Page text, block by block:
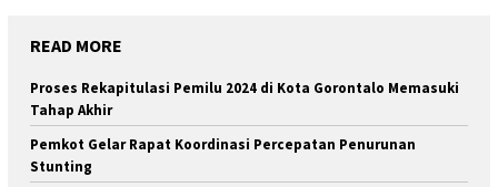
READ MORE
Proses Rekapitulasi Pemilu 2024 di Kota Gorontalo Memasuki
Tahap Akhir
Pemkot Gelar Rapat Koordinasi Percepatan Penurunan
Stunting